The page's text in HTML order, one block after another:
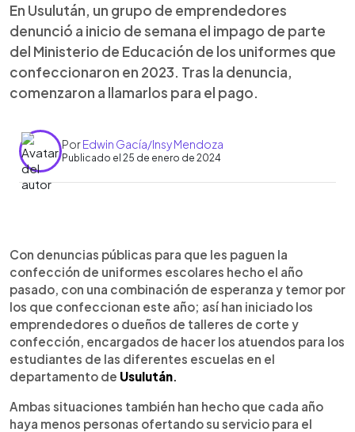
En Usulután, un grupo de emprendedores
denunció a inicio de semana el impago de parte
del Ministerio de Educación de los uniformes que
confeccionaron en 2023. Tras la denuncia,
comenzaron a llamarlos para el pago.
PorEdwin Gacía/Insy Mendoza
Publicado el 25 de enero de 2024
Escuchar artículo
Con denuncias públicas para que les paguen la
confección de uniformes escolares hecho el año
pasado, con una combinación de esperanza y temor por
los que confeccionan este año; así han iniciado los
emprendedores o dueños de talleres de corte y
confección, encargados de hacer los atuendos para los
estudiantes de las diferentes escuelas en el
departamento de Usulután
Ambas situaciones también han hecho que cada año
haya menos personas ofertando su servicio para el